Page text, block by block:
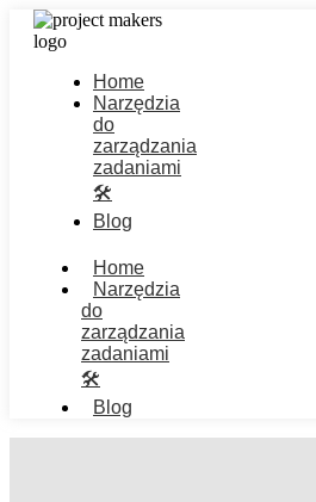
Home
Narzędzia
do
zarządzania
zadaniami
🛠️
Blog
Home
Narzędzia
do
zarządzania
zadaniami
🛠️
Blog